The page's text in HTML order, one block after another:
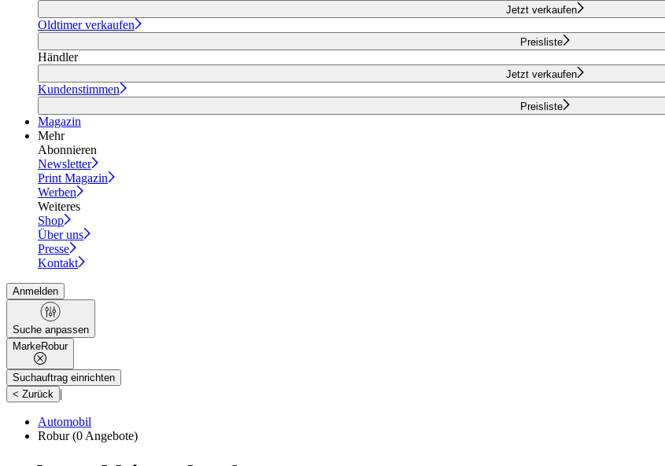
Jetzt verkaufen
Oldtimer verkaufen
Preisliste
Händler
Jetzt verkaufen
Kundenstimmen
Preisliste
Magazin
Mehr
Abonnieren
Newsletter
Print Magazin
Werben
Weiteres
Shop
Über uns
Presse
Kontakt
Anmelden
Suche anpassen
MarkeRobur
Suchauftrag einrichten
< Zurück
|
Automobil
Robur(0 Angebote)